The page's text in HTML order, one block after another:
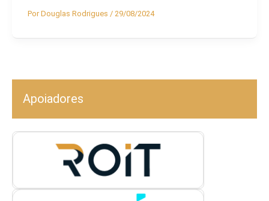
PorDouglas Rodrigues / 29/08/2024
Apoiadores